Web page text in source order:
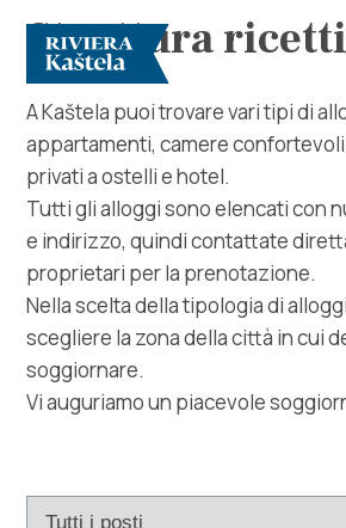
Esplora
Destinazione
Cosa fare
Struttura
A Kaštela puoi trovare vari tipi di
appartamenti, camere
privati ​​a ostelli e hotel.
Tutti gli alloggi sono elencati con
e indirizzo, quindi contattate
proprietari per la prenotazione.
Nella scelta della tipologia di
scegliere la zona della città in cui
soggiornare.
Vi auguriamo un piacevole